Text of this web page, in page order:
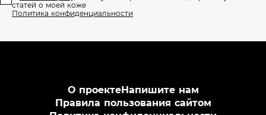
статей о моей коже
Политика конфиденциальности
О проектеНапишите нам
Правила пользования сайтом